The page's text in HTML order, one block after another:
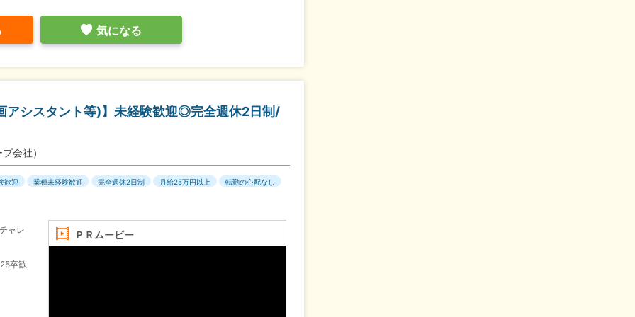
気になる
アシスタント等)】未経験歓迎◎完全週休2日制/
会社）
歓迎 業種未経験歓迎 完全週休2日制 月給25万円以上 転勤の心配なし
ＰＲムービー
ャレ
卒歓